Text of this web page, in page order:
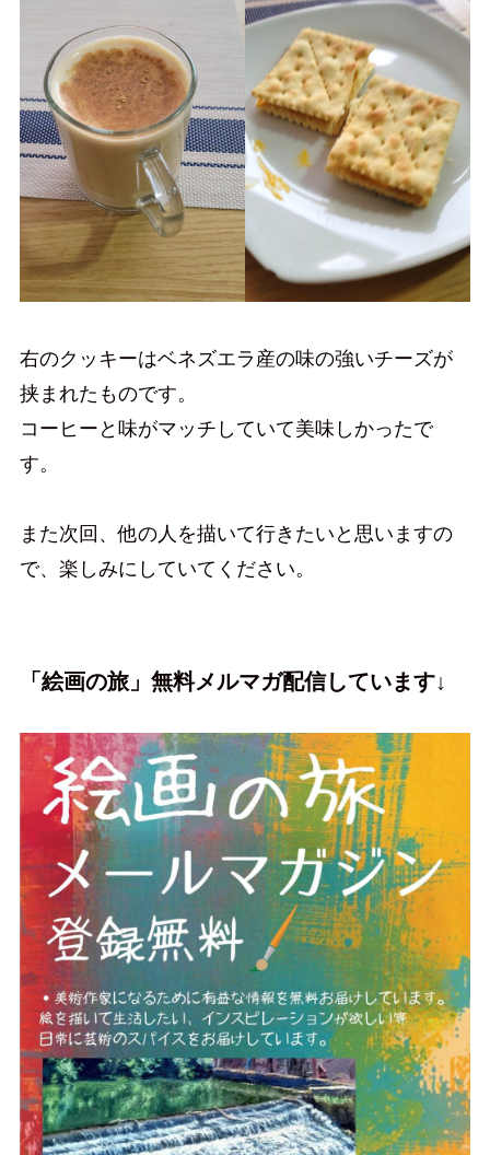
右のクッキーはベネズエラ産の味の強いチーズが
挟まれたものです。
コーヒーと味がマッチしていて美味しかったで
す。
また次回、他の人を描いて行きたいと思いますの
で、楽しみにしていてください。
「絵画の旅」無料メルマガ配信しています↓